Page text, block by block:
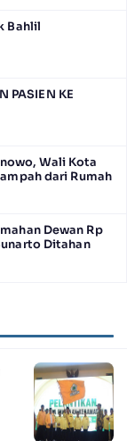
Bahlil
PASIEN KE
Wali Kota
dari Rumah
Dewan Rp
Ditahan